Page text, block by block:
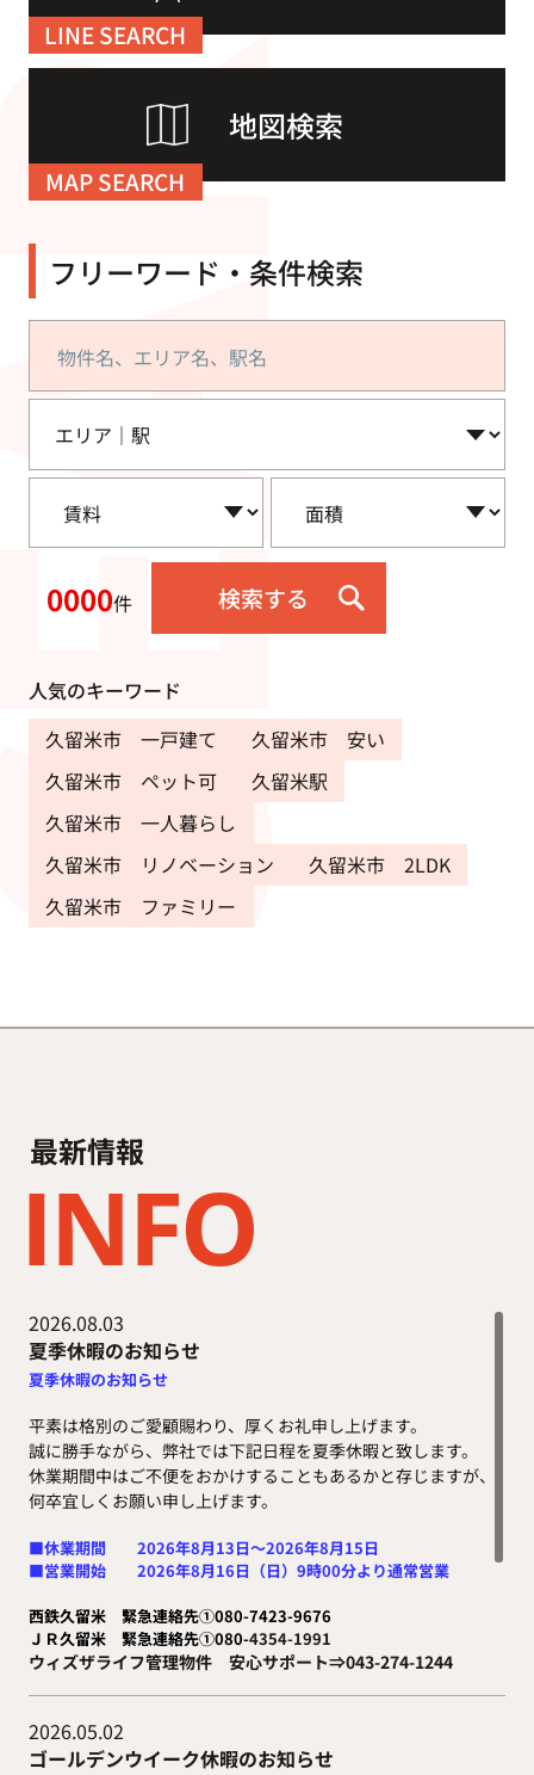
LINE SEARCH
地図検索
MAP SEARCH
フリーワード・条件検索
0000件 検索する
人気のキーワード
久留米市 一戸建て
久留米市 安い
久留米市 ペット可
久留米駅
久留米市 一人暮らし
久留米市 リノベーション
久留米市 2LDK
久留米市 ファミリー
最新情報
INFO
2026.08.03
夏季休暇のお知らせ
夏季休暇のお知らせ
平素は格別のご愛顧賜わり、厚くお礼申し上げます。
誠に勝手ながら、弊社では下記日程を夏季休暇と致します。
休業期間中はご不便をおかけすることもあるかと存じますが、
何卒宜しくお願い申し上げます。
■休業期間 2026年8月13日～2026年8月15日
■営業開始 2026年8月16日（日）9時00分より通常営業
西鉄久留米 緊急連絡先①080-7423-9676
ＪＲ久留米 緊急連絡先①080-4354-1991
ウィズザライフ管理物件 安心サポート⇒043-274-1244
2026.05.02
ゴールデンウイーク休暇のお知らせ